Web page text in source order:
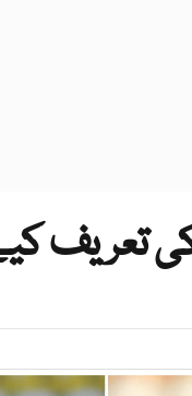
تعریف